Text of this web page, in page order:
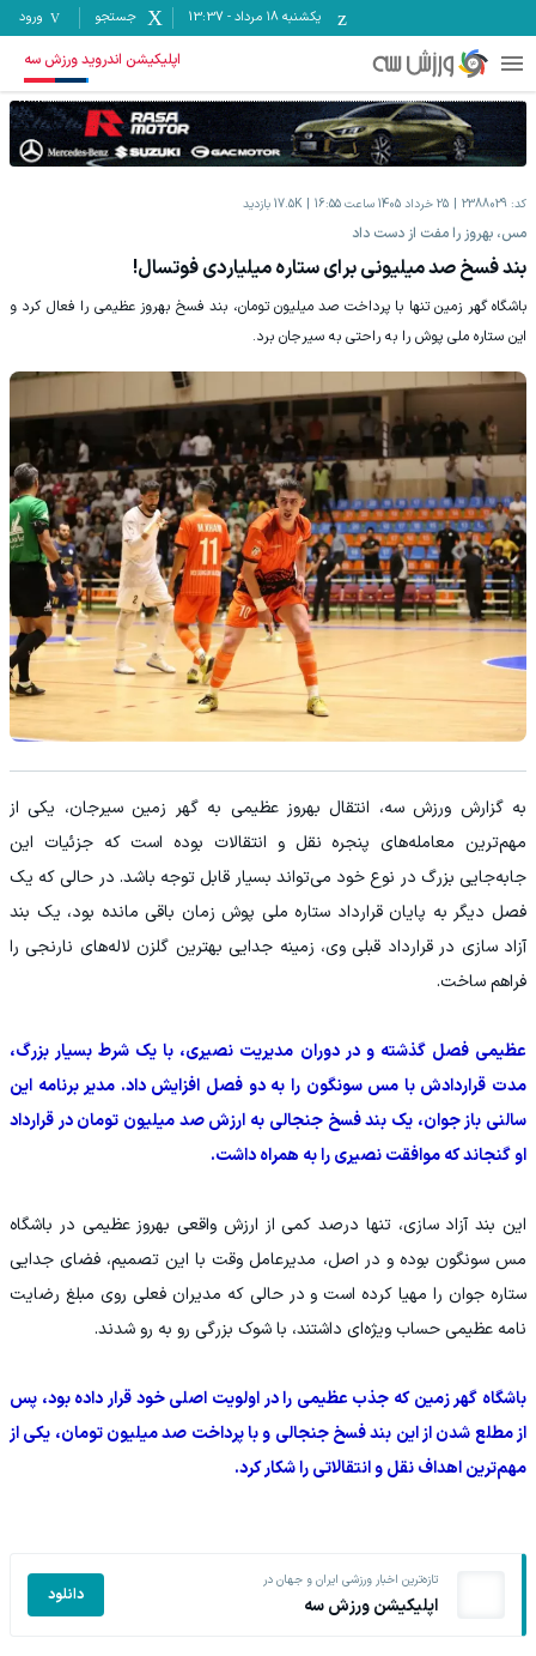
یکشنبه ۱۸ مرداد -
13:37 جستجو ورود
اپلیکیشن اندروید ورزش سه
کد: 2388029 25 خرداد 1405 ساعت 16:55 17.5K بازدید
مس، بهروز را مفت از دست داد
بند فسخ صد میلیونی برای ستاره میلیاردی فوتسال!
باشگاه گهر زمین تنها با پرداخت صد میلیون تومان، بند فسخ بهروز عظیمی را فعال کرد و
این ستاره ملی پوش را به راحتی به سیرجان برد.
به گزارش ورزش سه، انتقال بهروز عظیمی به گهر زمین سیرجان، یکی از
مهم‌ترین معامله‌های پنجره نقل و انتقالات بوده است که جزئیات این
جابه‌جایی بزرگ در نوع خود می‌تواند بسیار قابل توجه باشد. در حالی که یک
فصل دیگر به پایان قرارداد ستاره ملی پوش زمان باقی مانده بود، یک بند
آزاد سازی در قرارداد قبلی وی، زمینه جدایی بهترین گلزن لاله‌های نارنجی را
فراهم ساخت.
عظیمی فصل گذشته و در دوران مدیریت نصیری، با یک شرط بسیار بزرگ،
مدت قراردادش با مس سونگون را به دو فصل افزایش داد. مدیر برنامه این
سالنی باز جوان، یک بند فسخ جنجالی به ارزش صد میلیون تومان در قرارداد
او گنجاند که موافقت نصیری را به همراه داشت.
این بند آزاد سازی، تنها درصد کمی از ارزش واقعی بهروز عظیمی در باشگاه
مس سونگون بوده و در اصل، مدیرعامل وقت با این تصمیم، فضای جدایی
ستاره جوان را مهیا کرده است و در حالی که مدیران فعلی روی مبلغ رضایت
نامه عظیمی حساب ویژه‌ای داشتند، با شوک بزرگی رو به رو شدند.
باشگاه گهر زمین که جذب عظیمی را در اولویت اصلی خود قرار داده بود، پس
از مطلع شدن از این بند فسخ جنجالی و با پرداخت صد میلیون تومان، یکی از
مهم‌ترین اهداف نقل و انتقالاتی را شکار کرد.
تازه‌ترین اخبار ورزشی ایران و جهان در
اپلیکیشن ورزش سه دانلود